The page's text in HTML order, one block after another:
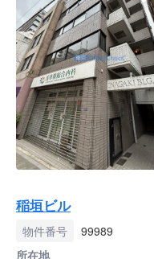
稲垣ビル
物件番号
99989
所在地